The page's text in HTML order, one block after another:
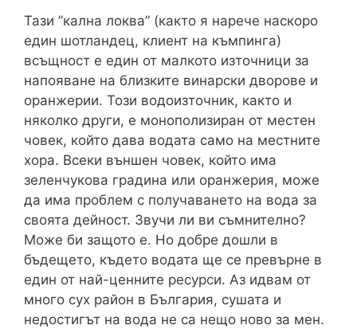
Тази ”кална локва” (както я нарече наскоро
един шотландец, клиент на къмпинга)
всъщност е един от малкото източници за
напояване на близките винарски дворове и
оранжерии. Този водоизточник, както и
няколко други, е монополизиран от местен
човек, който дава водата само на местните
хора. Всеки външен човек, който има
зеленчукова градина или оранжерия, може
да има проблем с получаването на вода за
своята дейност. Звучи ли ви съмнително?
Може би защото е. Но добре дошли в
бъдещето, където водата ще се превърне в
един от най-ценните ресурси. Аз идвам от
много сух район в България, сушата и
недостигът на вода не са нещо ново за мен.